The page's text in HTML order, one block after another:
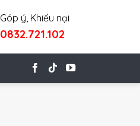
Góp ý, Khiếu nại
0832.721.102